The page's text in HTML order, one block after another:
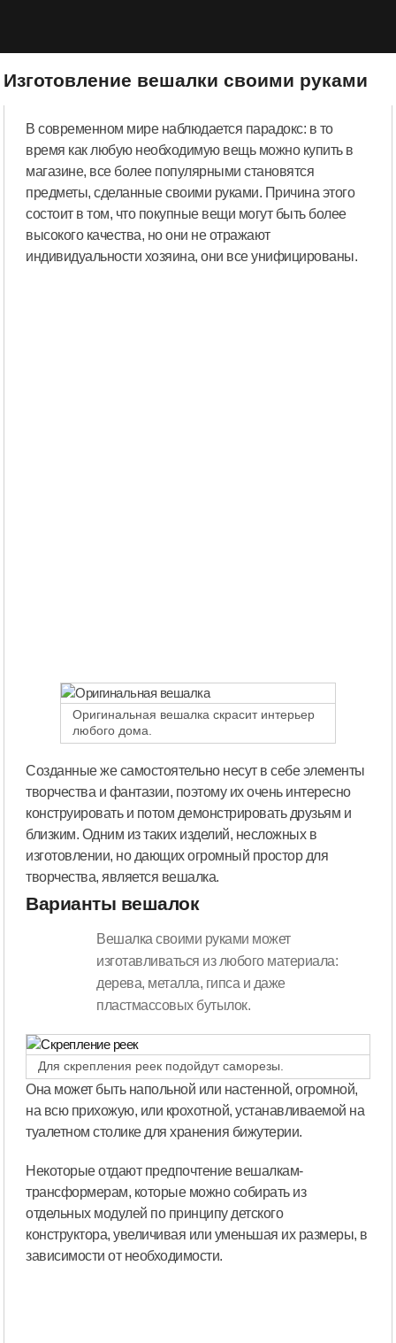
Изготовление вешалки своими руками
В современном мире наблюдается парадокс: в то
время как любую необходимую вещь можно купить в
магазине, все более популярными становятся
предметы, сделанные своими руками. Причина этого
состоит в том, что покупные вещи могут быть более
высокого качества, но они не отражают
индивидуальности хозяина, они все унифицированы.
Оригинальная вешалка скрасит интерьер
любого дома.
Созданные же самостоятельно несут в себе элементы
творчества и фантазии, поэтому их очень интересно
конструировать и потом демонстрировать друзьям и
близким. Одним из таких изделий, несложных в
изготовлении, но дающих огромный простор для
творчества, является вешалка.
Варианты вешалок
Вешалка своими руками может
изготавливаться из любого материала:
дерева, металла, гипса и даже
пластмассовых бутылок.
Для скрепления реек подойдут саморезы.
Она может быть напольной или настенной, огромной,
на всю прихожую, или крохотной, устанавливаемой на
туалетном столике для хранения бижутерии.
Некоторые отдают предпочтение вешалкам-
трансформерам, которые можно собирать из
отдельных модулей по принципу детского
конструктора, увеличивая или уменьшая их размеры, в
зависимости от необходимости.